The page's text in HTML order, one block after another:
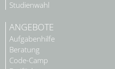
Studienwahl
ANGEBOTE
Aufgabenhilfe
Beratung
Code-Camp